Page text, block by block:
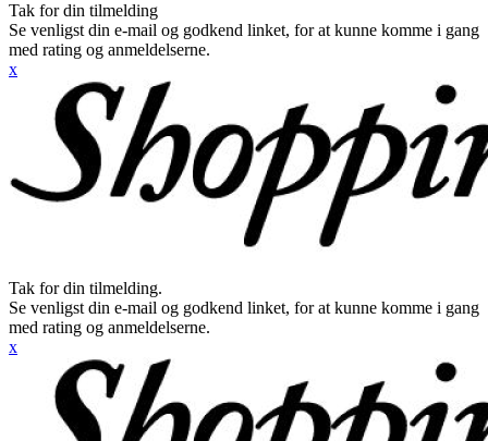
Tak for din tilmelding
Se venligst din e-mail og godkend linket, for at kunne komme i gang
med rating og anmeldelserne.
x
Tak for din tilmelding.
Se venligst din e-mail og godkend linket, for at kunne komme i gang
med rating og anmeldelserne.
x